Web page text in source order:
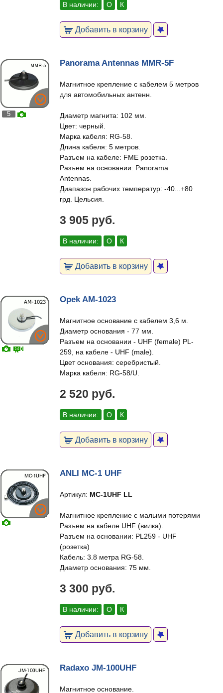
В наличии: О К
Добавить в корзину
5
Panorama Antennas MMR-5F
Магнитное крепление с кабелем 5 метров
для автомобильных антенн.
Диаметр магнита: 102 мм.
Цвет: черный.
Марка кабеля: RG-58.
Длина кабеля: 5 метров.
Разъем на кабеле: FME розетка.
Разъем на основании: Panorama
Antennas.
Диапазон рабочих температур: -40...+80
грд. Цельсия.
3 905 руб.
В наличии: О К
Добавить в корзину
Opek AM-1023
Магнитное основание с кабелем 3,6 м.
Диаметр основания - 77 мм.
Разъем на основании - UHF (female) PL-
259, на кабеле - UHF (male).
Цвет основания: серебристый.
Марка кабеля: RG-58/U.
2 520 руб.
В наличии: О К
Добавить в корзину
ANLI MC-1 UHF
Артикул: MC-1UHF LL
Магнитное крепление с малыми потерями
Разъем на кабеле UHF (вилка).
Разъем на основании: PL259 - UHF
(розетка)
Кабель: 3.8 метра RG-58.
Диаметр основания: 75 мм.
3 300 руб.
В наличии: О К
Добавить в корзину
Radaxo JM-100UHF
Магнитное основание.